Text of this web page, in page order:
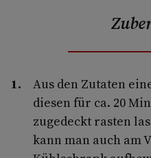
Aus den Zutaten
diesen für ca. 20
zugedeckt rasten
kann man auch am